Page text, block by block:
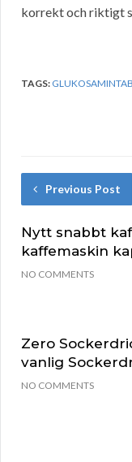
korrekt och riktigt
TAGS:
Previous Post
Nytt snabbt
kaffemaskin
NO COMMENTS
Zero
vanlig
NO COMMENTS